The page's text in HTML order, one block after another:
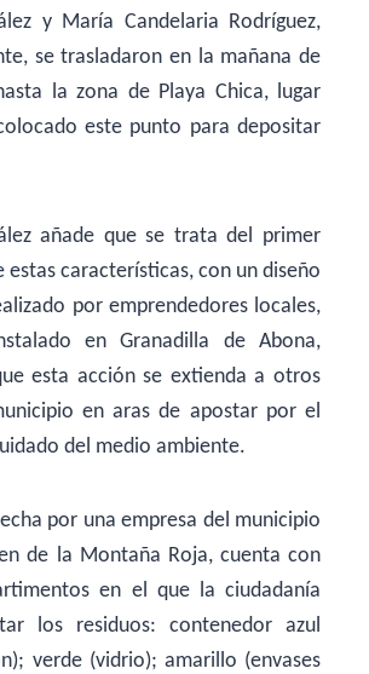
y María Candelaria Rodríguez,
se trasladaron en la mañana de
la zona de Playa Chica, lugar
este punto para depositar
añade que se trata del primer
estas características, con un diseño
por emprendedores locales,
en Granadilla de Abona,
esta acción se extienda a otros
en aras de apostar por el
del medio ambiente.
por una empresa del municipio
de la Montaña Roja, cuenta con
en el que la ciudadanía
los residuos: contenedor azul
verde (vidrio); amarillo (envases